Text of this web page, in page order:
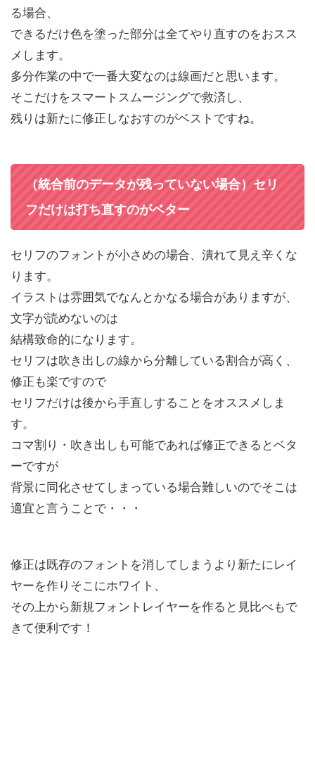
る場合、
できるだけ色を塗った部分は全てやり直すのをおスス
メします。
多分作業の中で一番大変なのは線画だと思います。
そこだけをスマートスムージングで救済し、
残りは新たに修正しなおすのがベストですね。
（統合前のデータが残っていない場合）セリ
フだけは打ち直すのがベター
セリフのフォントが小さめの場合、潰れて見え辛くな
ります。
イラストは雰囲気でなんとかなる場合がありますが、
文字が読めないのは
結構致命的になります。
セリフは吹き出しの線から分離している割合が高く、
修正も楽ですので
セリフだけは後から手直しすることをオススメしま
す。
コマ割り・吹き出しも可能であれば修正できるとベタ
ーですが
背景に同化させてしまっている場合難しいのでそこは
適宜と言うことで・・・
修正は既存のフォントを消してしまうより新たにレイ
ヤーを作りそこにホワイト、
その上から新規フォントレイヤーを作ると見比べもで
きて便利です！